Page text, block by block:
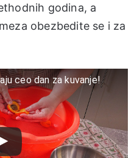
godina, a
obezbedite se i za
ceo dan za kuvanje!